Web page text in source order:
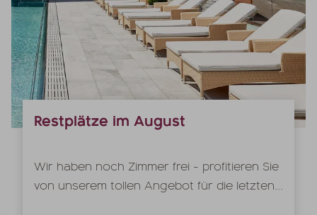
Restplätze im August
Wir haben noch Zimmer frei - profitieren Sie
von unserem tollen Angebot für die letzten...